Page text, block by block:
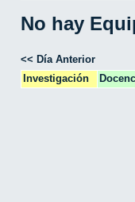
No hay
<< Día Anterior
Investigación